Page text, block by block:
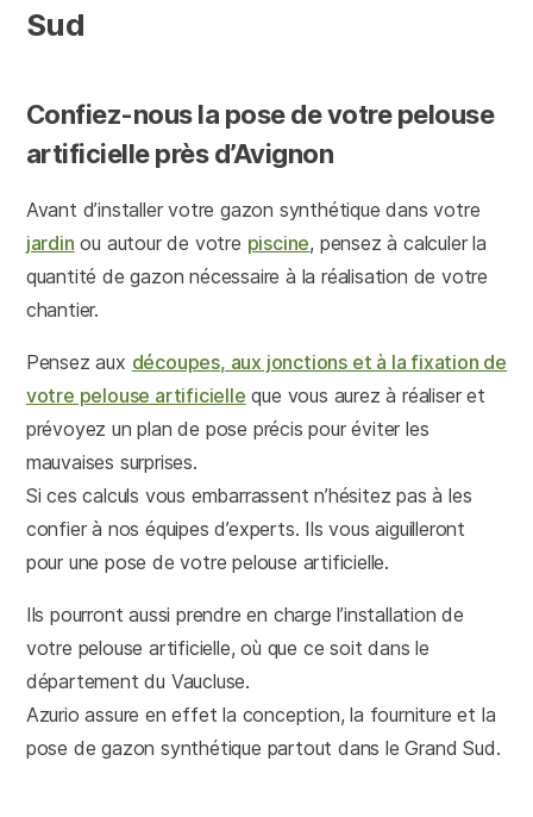
Sud
Confiez-nous la pose de votre pelouse
artificielle près d’Avignon
Avant d’installer votre gazon synthétique dans votre
jardin ou autour de votre piscine, pensez à calculer la
quantité de gazon nécessaire à la réalisation de votre
chantier.
Pensez aux découpes, aux jonctions et à la fixation de
votre pelouse artificielle que vous aurez à réaliser et
prévoyez un plan de pose précis pour éviter les
mauvaises surprises.
Si ces calculs vous embarrassent n’hésitez pas à les
confier à nos équipes d’experts. Ils vous aiguilleront
pour une pose de votre pelouse artificielle.
Ils pourront aussi prendre en charge l’installation de
votre pelouse artificielle, où que ce soit dans le
département du Vaucluse.
Azurio assure en effet la conception, la fourniture et la
pose de gazon synthétique partout dans le Grand Sud.